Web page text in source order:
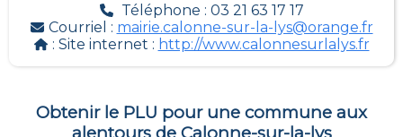
Téléphone : 03 21 63 17 17
Courriel : mairie.calonne-sur-la-lys@orange.fr
: Site internet : http://www.calonnesurlalys.fr
Obtenir le PLU pour une commune aux
alentours de Calonne-sur-la-lys